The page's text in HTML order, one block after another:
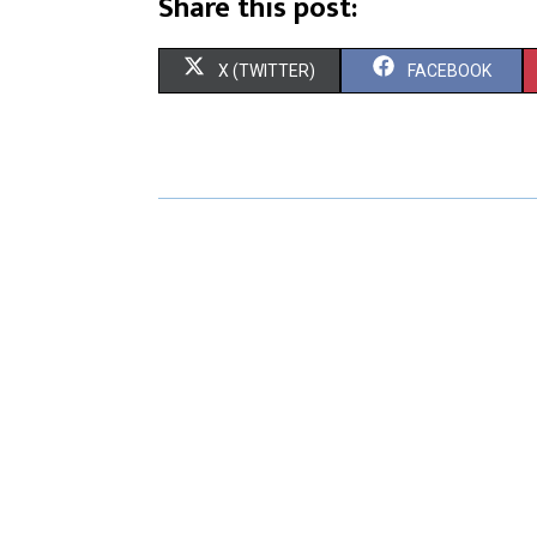
X (TWITTER) FACEBOOK